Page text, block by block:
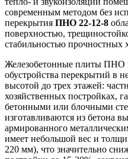
современным методом без
перекрытия ПНО 22-12-8
поверхностью,
стабильностью прочностных
Железобетонные плиты ПНО
обустройства перекрытий в
высотой до трех этажей:
хозяйственных постройках,
бетонными или блочными
изготавливаются из бетона
армированного
имеет небольшой вес и
220 мм), что значительно